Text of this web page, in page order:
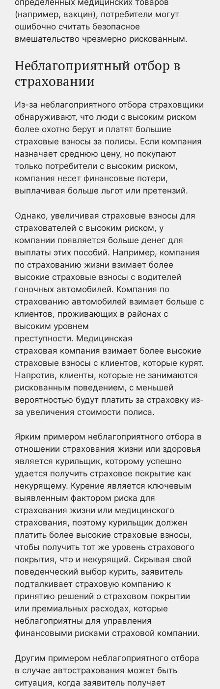
(например, вакцин), потребители могут
ошибочно считать безопасное
вмешательство чрезмерно рискованным.
Неблагоприятный отбор в
страховании
Из-за неблагоприятного отбора страховщики
обнаруживают, что люди с высоким риском
более охотно берут и платят большие
страховые взносы за полисы. Если компания
назначает среднюю цену, но покупают
только потребители с высоким риском,
компания несет финансовые потери,
выплачивая больше льгот или претензий.
Однако, увеличивая страховые взносы для
страхователей с высоким риском, у
компании появляется больше денег для
выплаты этих пособий. Например, компания
по страхованию жизни взимает более
высокие страховые взносы с водителей
гоночных автомобилей. Компания по
страхованию автомобилей взимает больше с
клиентов, проживающих в районах с
высоким уровнем
преступности. Медицинская
страховая компания взимает более высокие
страховые взносы с клиентов, которые курят.
Напротив, клиенты, которые не занимаются
рискованным поведением, с меньшей
вероятностью будут платить за страховку из-
за увеличения стоимости полиса.
Ярким примером неблагоприятного отбора в
отношении страхования жизни или здоровья
является курильщик, которому успешно
удается получить страховое покрытие как
некурящему. Курение является ключевым
выявленным фактором риска для
страхования жизни или медицинского
страхования, поэтому курильщик должен
платить более высокие страховые взносы,
чтобы получить тот же уровень страхового
покрытия, что и некурящий. Скрывая свой
поведенческий выбор курить, заявитель
подталкивает страховую компанию к
принятию решений о страховом покрытии
или премиальных расходах, которые
неблагоприятны для управления
финансовыми рисками страховой компании.
Другим примером неблагоприятного отбора
в случае автострахования может быть
ситуация, когда заявитель получает